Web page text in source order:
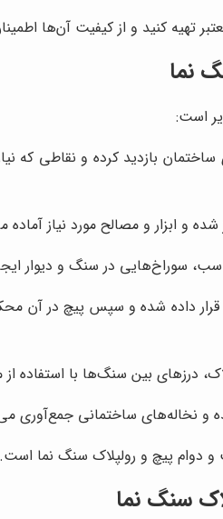
تهیه کنید و از کیفیت آن‌ها
نما
است:
ساختمان بازدید کرده و نقاطی
شده و ابزار و مصالح مورد نیاز
سوراخ‌هایی در سنگ و دیوار
قرار داده شده و سپس پیچ در آن
درزهای بین سنگ‌ها با استفاده از
و نخاله‌های ساختمانی جمع‌آوری
دوام پیچ و رولپلاک سنگ نما است.
سنگ نما